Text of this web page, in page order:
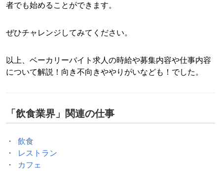
者でも始めることができます。
ぜひチャレンジしてみてください。
以上、ベーカリーバイト求人の時給や募集内容や仕事内容
について解説！向き不向きややりがいなども！でした。
「飲食業界 」関連の仕事
飲食
レストラン
カフェ